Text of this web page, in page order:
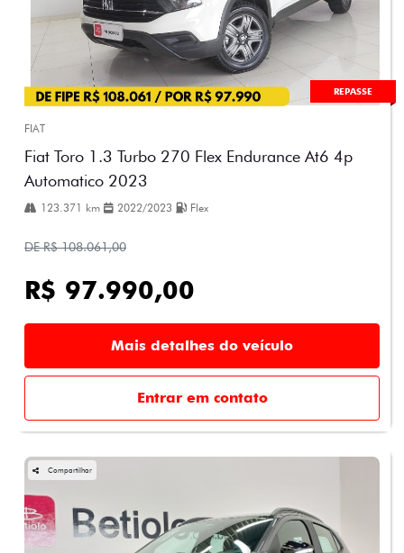
REPASSE
FIAT
Fiat Toro 1.3 Turbo 270 Flex Endurance At6 4p
Automatico 2023
123.371 km 2022/2023 Flex
DE R$ 108.061,00
R$ 97.990,00
Mais detalhes do veículo
Entrar em contato
Compartilhar